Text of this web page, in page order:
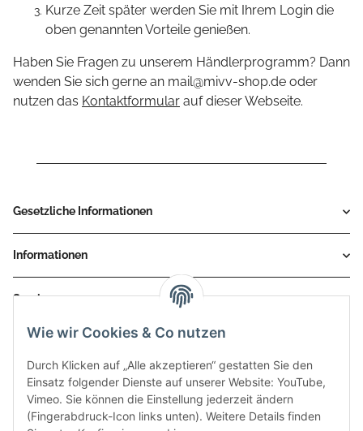
Wie wir Cookies & Co nutzen
Durch Klicken auf „Alle akzeptieren“ gestatten Sie den
Einsatz folgender Dienste auf unserer Website: YouTube,
Vimeo. Sie können die Einstellung jederzeit ändern
(Fingerabdruck-Icon links unten). Weitere Details finden
Kurze Zeit später werden Sie mit Ihrem Login die
oben genannten Vorteile genießen.
Haben Sie Fragen zu unserem Händlerprogramm? Dann
wenden Sie sich gerne an mail@mivv-shop.de oder
nutzen das Kontaktformular auf dieser Webseite.
Gesetzliche Informationen
Informationen
Service
Zahlungsmethoden